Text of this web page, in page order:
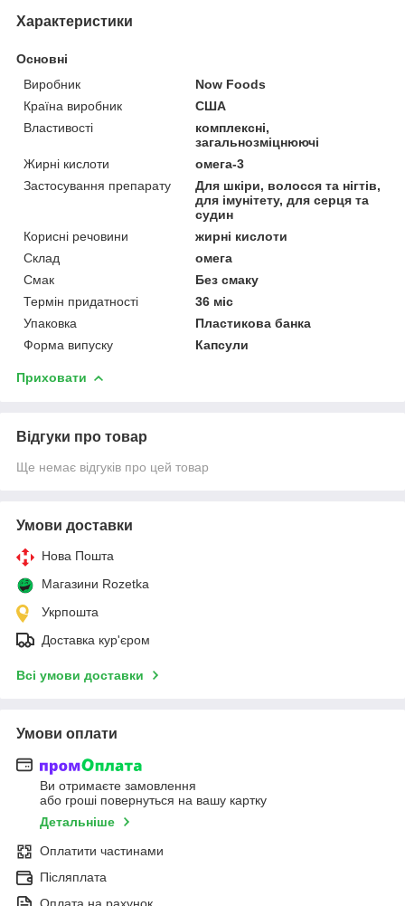
Характеристики
Основні
Виробник
Now Foods
Країна виробник
США
Властивості
комплексні,
загальнозміцнюючі
Жирні кислоти
омега-3
Застосування препарату
Для шкіри, волосся та нігтів,
для імунітету, для серця та
судин
Корисні речовини
жирні кислоти
Склад
омега
Смак
Без смаку
Термін придатності
36 міс
Упаковка
Пластикова банка
Форма випуску
Капсули
Приховати
Відгуки про товар
Ще немає відгуків про цей товар
Умови доставки
Нова Пошта
Магазини Rozetka
Укрпошта
Доставка кур'єром
Всі умови доставки
Умови оплати
Ви отримаєте замовлення
або гроші повернуться на вашу картку
Детальніше
Оплатити частинами
Післяплата